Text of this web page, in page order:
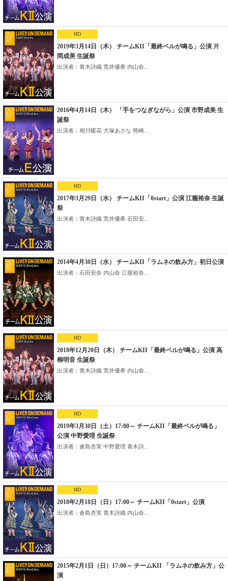
HD
2019年3月14日（木） チームKII「最終ベルが鳴る」公演 片
岡成美 生誕祭
出演者：青木詩織 荒井優希 内山命...
2016年4月14日（木） 「手をつなぎながら」公演 市野成美 生
誕祭
出演者：相川暖花 犬塚あさな 熊崎...
HD
2017年3月29日（水） チームKII「0start」公演 江籠裕奈 生誕
祭
出演者：青木詩織 荒井優希 石田安...
2014年4月30日（水） チームKII「ラムネの飲み方」初日公演
出演者：石田安奈 内山命 江籠裕奈...
HD
2018年12月20日（木） チームKII「最終ベルが鳴る」公演 高
柳明音 生誕祭
出演者：青木詩織 荒井優希 内山命...
HD
2019年3月30日（土）17:00～ チームKII「最終ベルが鳴る」
公演 中野愛理 生誕祭
出演者：倉島杏実 中野愛理 青木詩...
HD
2018年2月18日（日）17:00～ チームKII「0start」公演
出演者：倉島杏実 青木詩織 内山命...
2015年2月1日（日）17:00～ チームKII 「ラムネの飲み方」公
演